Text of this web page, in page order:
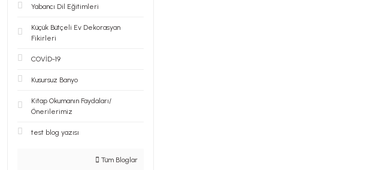
Yabancı Dil Eğitimleri
Küçük Bütçeli Ev Dekorasyan
Fikirleri
COVİD-19
Kusursuz Banyo
Kitap Okumanın Faydaları/
Önerilerimiz
test blog yazısı
Tüm Bloglar